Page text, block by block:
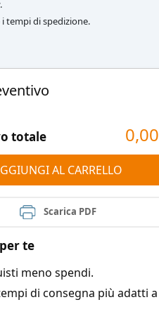
tempi di spedizione.
totale 0,00
AL CARRELLO
Scarica PDF
te
meno spendi.
di consegna più adatti a